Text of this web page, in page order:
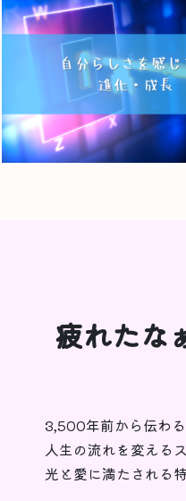
疲れたな
3,500年前から伝わ
人生の流れを変える
光と愛に満たされる